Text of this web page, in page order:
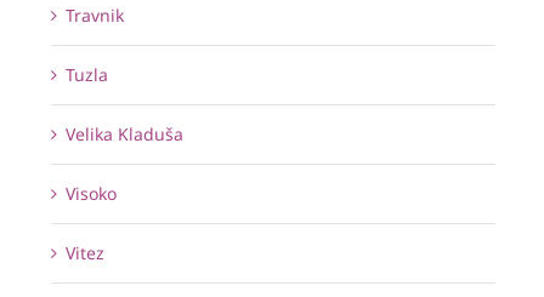
Travnik
Tuzla
Velika Kladuša
Visoko
Vitez